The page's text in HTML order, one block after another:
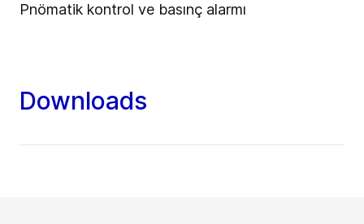
Pnömatik kontrol ve basınç alarmı
Downloads